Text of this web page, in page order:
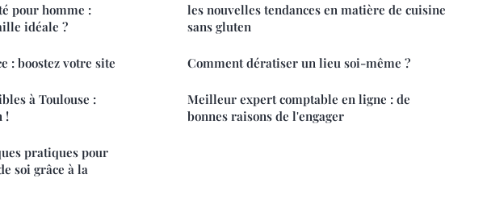
pour homme :
idéale ?
: boostez votre site
à Toulouse :
!
pratiques pour
soi grâce à la
les nouvelles tendances en matière de cuisine
sans gluten
Comment dératiser un lieu soi-même ?
Meilleur expert comptable en ligne : de
bonnes raisons de l'engager